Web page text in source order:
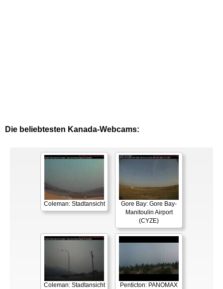
Die beliebtesten Kanada-Webcams:
Coleman: Stadtansicht
Gore Bay: Gore Bay-
Manitoulin Airport
(CYZE)
Coleman: Stadtansicht
Penticton: PANOMAX